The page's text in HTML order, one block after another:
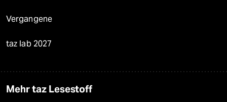
Vergangene
taz lab 2027
Mehr taz Lesestoff